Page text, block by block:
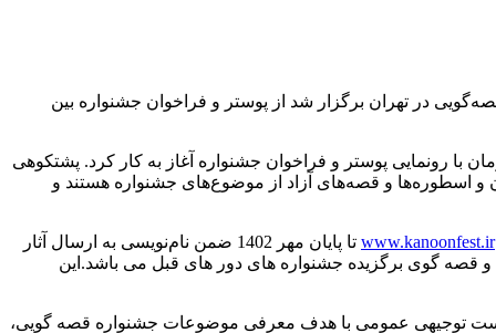
در تهران برگزار شد از پوستر و فراخوان جشنواره بین
رونمایی پوستر و فراخوان جشنواره آغاز به کار کرد. پشتکوهی
اسطوره‌ها و قصه‌های آزاد از موضوع‌های جشنواره هستند و
www.kanoonfest.ir
تا پایان مهر 1402 ضمن نام‌نویسی به ارسال آثار
و قصه گوی برگزیده جشنواره های دور های قبل می باشد.این
توجیهی عمومی با هدف معرفی موضوعات جشنواره قصه گویی،